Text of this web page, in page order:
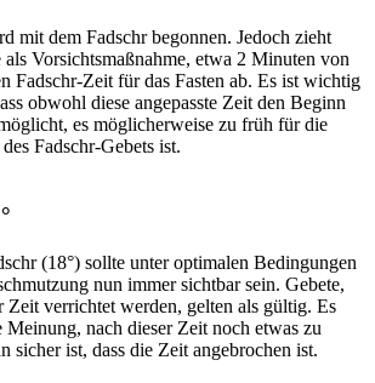
mit dem Fadschr begonnen. Jedoch zieht
als Vorsichtsmaßnahme, etwa 2 Minuten von
Fadschr-Zeit für das Fasten ab. Es ist wichtig
obwohl diese angepasste Zeit den Beginn
es möglicherweise zu früh für die
Fadschr-Gebets ist.
(18°) sollte unter optimalen Bedingungen
nun immer sichtbar sein. Gebete,
Zeit verrichtet werden, gelten als gültig. Es
Meinung, nach dieser Zeit noch etwas zu
sicher ist, dass die Zeit angebrochen ist.